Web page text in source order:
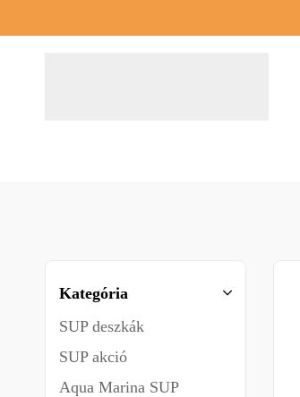
Kategória
SUP deszkák
SUP akció
Aqua Marina SUP